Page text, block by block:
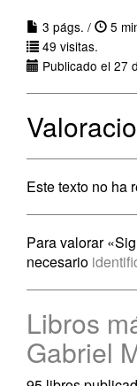
3 págs. /
5
49 visitas.
Publicado el 27
Este texto no ha
Para valorar
necesario
Libros
Gabriel